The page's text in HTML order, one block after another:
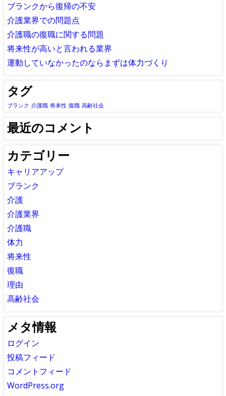
ブランクから復帰の不安
介護業界での問題点
介護職の復職に関する問題
将来性が高いと言われる業界
運動していなかったのならまずは体力づくり
タグ
ブランク 介護職 将来性 復職 高齢社会
最近のコメント
カテゴリー
キャリアアップ
ブランク
介護
介護業界
介護職
体力
将来性
復職
理由
高齢社会
メタ情報
ログイン
投稿フィード
コメントフィード
WordPress.org